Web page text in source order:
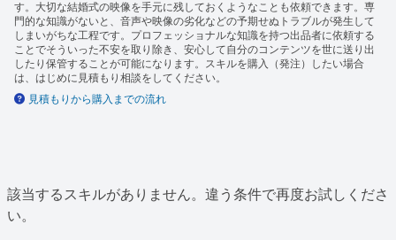
す。大切な結婚式の映像を手元に残しておくようなことも依頼できます。専
門的な知識がないと、音声や映像の劣化などの予期せぬトラブルが発生して
しまいがちな工程です。プロフェッショナルな知識を持つ出品者に依頼する
ことでそういった不安を取り除き、安心して自分のコンテンツを世に送り出
したり保管することが可能になります。スキルを購入（発注）したい場合
は、はじめに見積もり相談をしてください。
見積もりから購入までの流れ
該当するスキルがありません。違う条件で再度お試しくださ
い。